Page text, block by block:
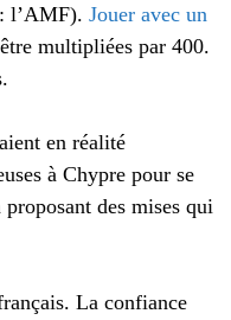
l’AMF). Jouer avec un
multipliées par 400.
en réalité
à Chypre pour se
des mises qui
La confiance